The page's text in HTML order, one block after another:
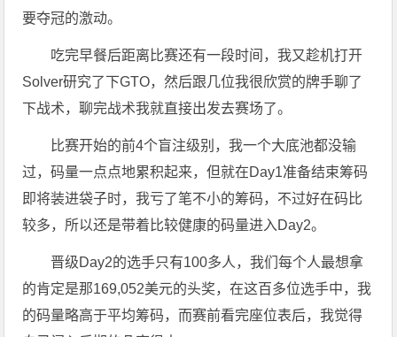
要夺冠的激动。
吃完早餐后距离比赛还有一段时间，我又趁机打开
Solver研究了下GTO，然后跟几位我很欣赏的牌手聊了
下战术，聊完战术我就直接出发去赛场了。
比赛开始的前4个盲注级别，我一个大底池都没输
过，码量一点点地累积起来，但就在Day1准备结束筹码
即将装进袋子时，我亏了笔不小的筹码，不过好在码比
较多，所以还是带着比较健康的码量进入Day2。
晋级Day2的选手只有100多人，我们每个人最想拿
的肯定是那169,052美元的头奖，在这百多位选手中，我
的码量略高于平均筹码，而赛前看完座位表后，我觉得